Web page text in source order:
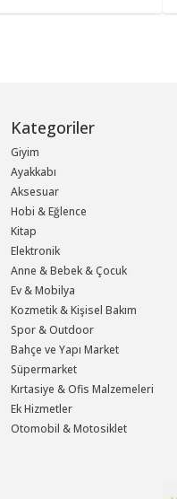
Kategoriler
Giyim
Ayakkabı
Aksesuar
Hobi & Eğlence
Kitap
Elektronik
Anne & Bebek & Çocuk
Ev & Mobilya
Kozmetik & Kişisel Bakım
Spor & Outdoor
Bahçe ve Yapı Market
Süpermarket
Kırtasiye & Ofis Malzemeleri
Ek Hizmetler
Otomobil & Motosiklet